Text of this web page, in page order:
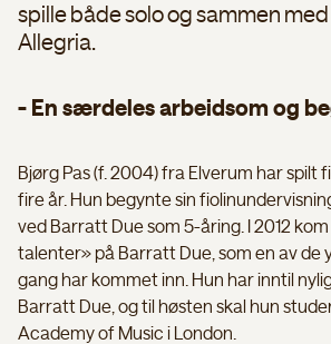
spille både solo og sammen
Allegria.
- En særdeles arbeidsom og
Bjørg Pas (f. 2004) fra Elverum har spilt
fire år. Hun begynte sin
ved Barratt Due som 5-åring. I 2012
talenter» på Barratt Due, som en av de
gang har kommet inn. Hun har inntil
Barratt Due, og til høsten skal hun
Academy of Music i London.